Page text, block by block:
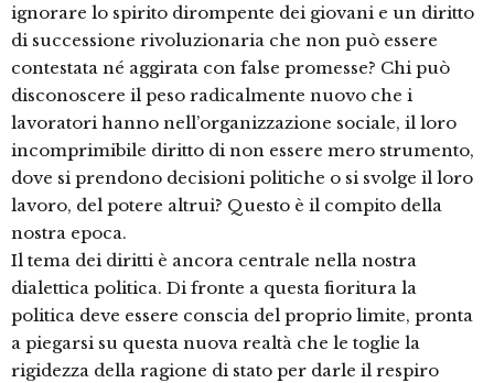
ignorare lo spirito dirompente dei giovani e un diritto
di successione rivoluzionaria che non può essere
contestata né aggirata con false promesse? Chi può
disconoscere il peso radicalmente nuovo che i
lavoratori hanno nell’organizzazione sociale, il loro
incomprimibile diritto di non essere mero strumento,
dove si prendono decisioni politiche o si svolge il loro
lavoro, del potere altrui? Questo è il compito della
nostra epoca.
Il tema dei diritti è ancora centrale nella nostra
dialettica politica. Di fronte a questa fioritura la
politica deve essere conscia del proprio limite, pronta
a piegarsi su questa nuova realtà che le toglie la
rigidezza della ragione di stato per darle il respiro